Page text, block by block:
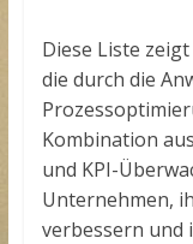
Diese Liste
die durch die
Kombination
und KPI-
Unternehmen,
verbessern und